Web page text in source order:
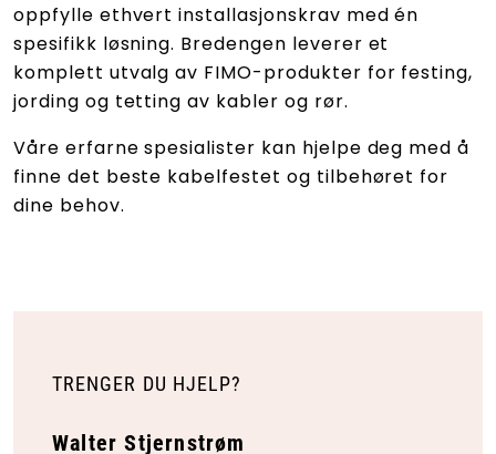
oppfylle ethvert installasjonskrav med én
spesifikk løsning. Bredengen leverer et
komplett utvalg av FIMO-produkter for festing,
jording og tetting av kabler og rør.
Våre erfarne spesialister kan hjelpe deg med å
finne det beste kabelfestet og tilbehøret for
dine behov.
TRENGER DU HJELP?
Walter Stjernstrøm